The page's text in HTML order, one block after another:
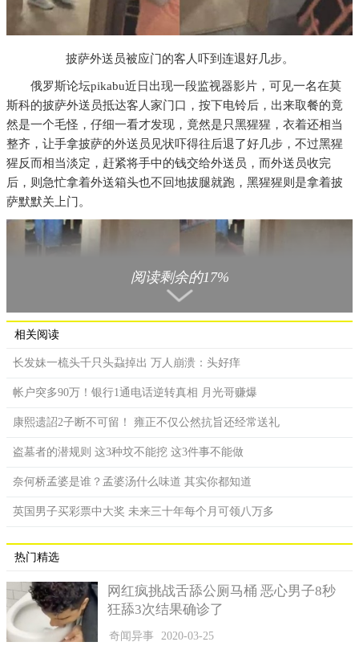
披萨外送员被应门的客人吓到连退好几步。
俄罗斯论坛pikabu近日出现一段监视器影片，可见一名在莫
斯科的披萨外送员抵达客人家门口，按下电铃后，出来取餐的竟
然是一个毛怪，仔细一看才发现，竟然是只黑猩猩，衣着还相当
整齐，让手拿披萨的外送员见状吓得往后退了好几步，不过黑猩
猩反而相当淡定，赶紧将手中的钱交给外送员，而外送员收完
后，则急忙拿着外送箱头也不回地拔腿就跑，黑猩猩则是拿着披
萨默默关上门。
跑，黑猩猩则是拿着披萨默默关上门。
阅读剩余的17%
相关阅读
长发妹一梳头千只头蝨掉出 万人崩溃：头好痒
帐户突多90万！银行1通电话逆转真相 月光哥赚爆
康熙遗詔2子断不可留！ 雍正不仅公然抗旨还经常送礼
盗墓者的潜规则 这3种坟不能挖 这3件事不能做
奈何桥孟婆是谁？孟婆汤什么味道 其实你都知道
英国男子买彩票中大奖 未来三十年每个月可领八万多
热门精选
网红疯挑战舌舔公厕马桶 恶心男子8秒
狂舔3次结果确诊了
奇闻异事 2020-03-25